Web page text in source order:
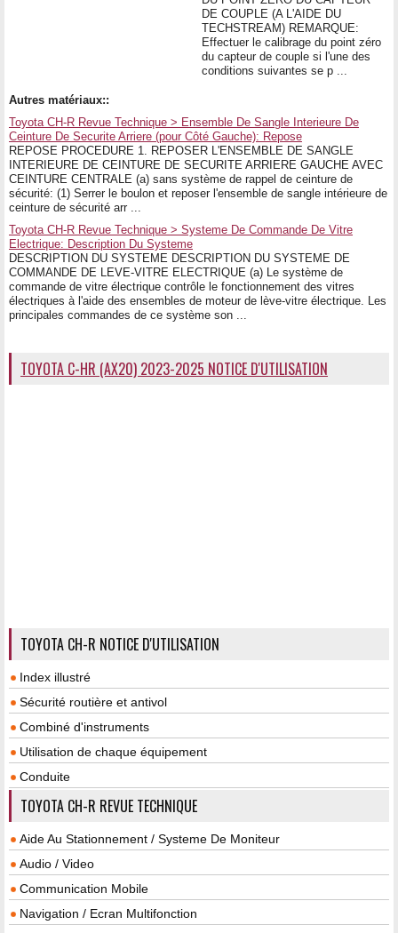
DE COUPLE (A L'AIDE DU
TECHSTREAM) REMARQUE:
Effectuer le calibrage du point zéro
du capteur de couple si l'une des
conditions suivantes se p ...
Autres matériaux::
Toyota CH-R Revue Technique > Ensemble De Sangle Interieure De
Ceinture De Securite Arriere (pour Côté Gauche): Repose
REPOSE PROCEDURE 1. REPOSER L'ENSEMBLE DE SANGLE
INTERIEURE DE CEINTURE DE SECURITE ARRIERE GAUCHE AVEC
CEINTURE CENTRALE (a) sans système de rappel de ceinture de
sécurité: (1) Serrer le boulon et reposer l'ensemble de sangle intérieure de
ceinture de sécurité arr ...
Toyota CH-R Revue Technique > Systeme De Commande De Vitre
Electrique: Description Du Systeme
DESCRIPTION DU SYSTEME DESCRIPTION DU SYSTEME DE
COMMANDE DE LEVE-VITRE ELECTRIQUE (a) Le système de
commande de vitre électrique contrôle le fonctionnement des vitres
électriques à l'aide des ensembles de moteur de lève-vitre électrique. Les
principales commandes de ce système son ...
TOYOTA C-HR (AX20) 2023-2025 NOTICE D'UTILISATION
TOYOTA CH-R NOTICE D'UTILISATION
Index illustré
Sécurité routière et antivol
Combiné d'instruments
Utilisation de chaque équipement
Conduite
TOYOTA CH-R REVUE TECHNIQUE
Aide Au Stationnement / Systeme De Moniteur
Audio / Video
Communication Mobile
Navigation / Ecran Multifonction